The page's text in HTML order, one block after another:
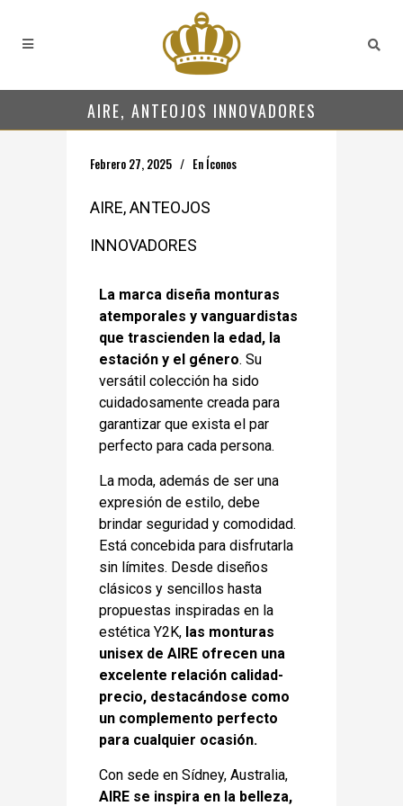
AIRE, ANTEOJOS INNOVADORES
Febrero 27, 2025 En Íconos
AIRE, ANTEOJOS
INNOVADORES
La marca diseña monturas
atemporales y vanguardistas
que trascienden la edad, la
estación y el género. Su
versátil colección ha sido
cuidadosamente creada para
garantizar que exista el par
perfecto para cada persona.
La moda, además de ser una
expresión de estilo, debe
brindar seguridad y comodidad.
Está concebida para disfrutarla
sin límites. Desde diseños
clásicos y sencillos hasta
propuestas inspiradas en la
estética Y2K, las monturas
unisex de AIRE ofrecen una
excelente relación calidad-
precio, destacándose como
un complemento perfecto
para cualquier ocasión.
Con sede en Sídney, Australia,
AIRE se inspira en la belleza,